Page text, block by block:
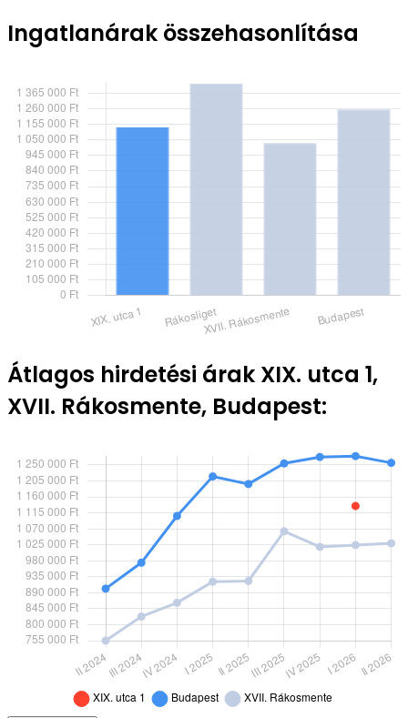
Ingatlanárak összehasonlítása
Átlagos hirdetési árak XIX. utca 1,
XVII. Rákosmente, Budapest: